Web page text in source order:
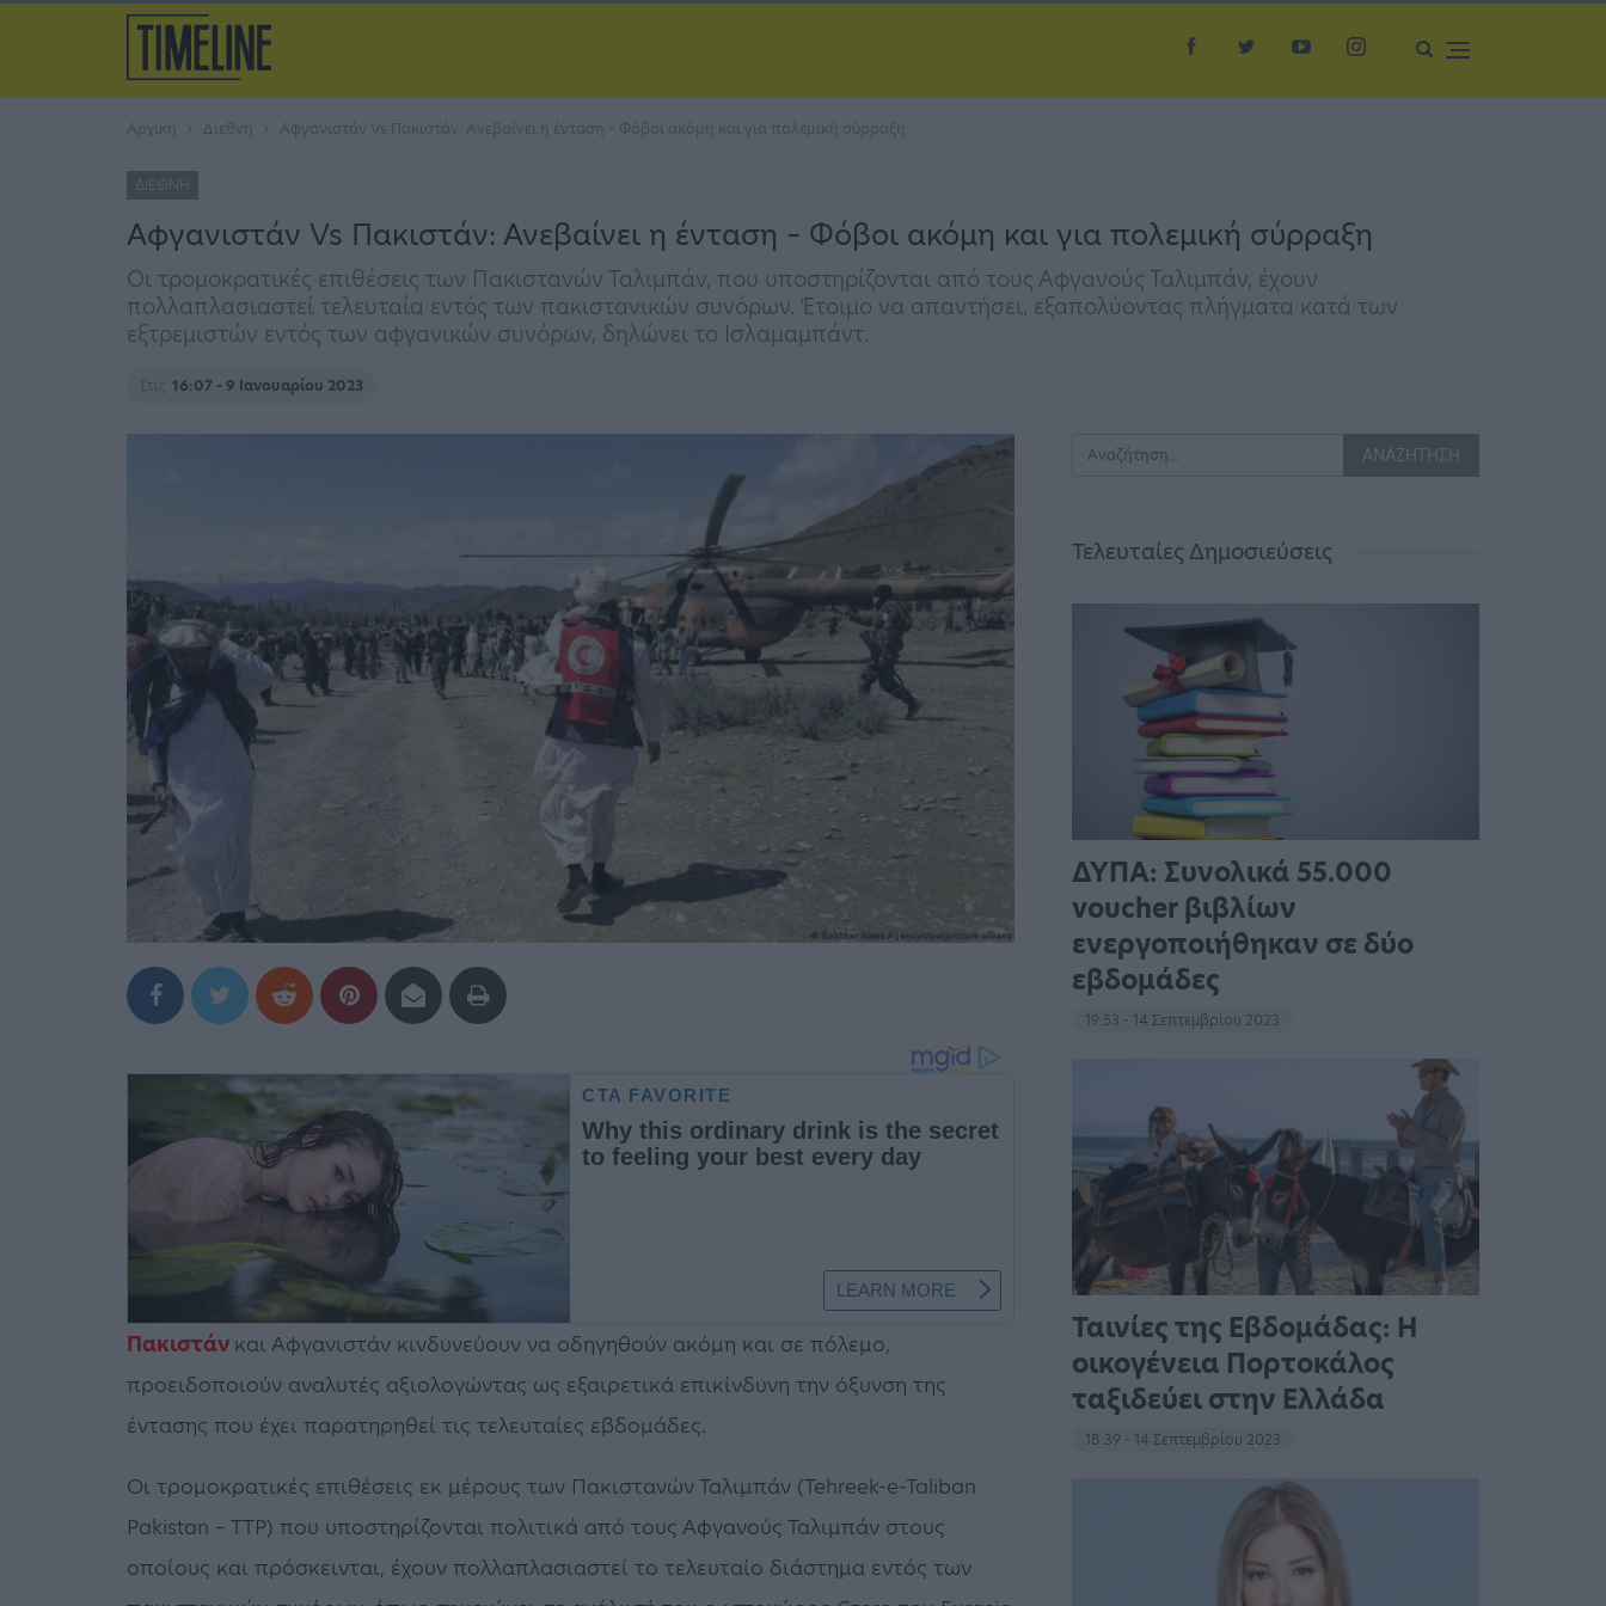
Αρχική Διεθνή Αφγανιστάν Vs Πακιστάν: Ανεβαίνει η ένταση – Φόβοι ακόμη και για πολεμική σύρραξη
ΔΙΕΘΝΉ
Αφγανιστάν Vs Πακιστάν: Ανεβαίνει η ένταση – Φόβοι ακόμη και για πολεμική σύρραξη
Οι τρομοκρατικές επιθέσεις των Πακιστανών Ταλιμπάν, που υποστηρίζονται από τους Αφγανούς Ταλιμπάν, έχουν
πολλαπλασιαστεί τελευταία εντός των πακιστανικών συνόρων. Έτοιμο να απαντήσει, εξαπολύοντας πλήγματα κατά των
εξτρεμιστών εντός των αφγανικών συνόρων, δηλώνει το Ισλαμαμπάντ.
Στις 16:07 - 9 Ιανουαρίου 2023
Πακιστάν και Αφγανιστάν κινδυνεύουν να οδηγηθούν ακόμη και σε πόλεμο,
προειδοποιούν αναλυτές αξιολογώντας ως εξαιρετικά επικίνδυνη την όξυνση της
έντασης που έχει παρατηρηθεί τις τελευταίες εβδομάδες.
Οι τρομοκρατικές επιθέσεις εκ μέρους των Πακιστανών Ταλιμπάν (Tehreek-e-Taliban
Pakistan – TTP) που υποστηρίζονται πολιτικά από τους Αφγανούς Ταλιμπάν στους
οποίους και πρόσκεινται, έχουν πολλαπλασιαστεί το τελευταίο διάστημα εντός των
Τελευταίες Δημοσιεύσεις
ΔΥΠΑ: Συνολικά 55.000
voucher βιβλίων
ενεργοποιήθηκαν σε δύο
εβδομάδες
19:53 - 14 Σεπτεμβρίου 2023
Ταινίες της Εβδομάδας: Η
οικογένεια Πορτοκάλος
ταξιδεύει στην Ελλάδα
18:39 - 14 Σεπτεμβρίου 2023